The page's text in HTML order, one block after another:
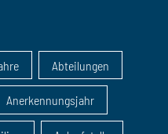
Abteilungen
Anerkennungsjahr